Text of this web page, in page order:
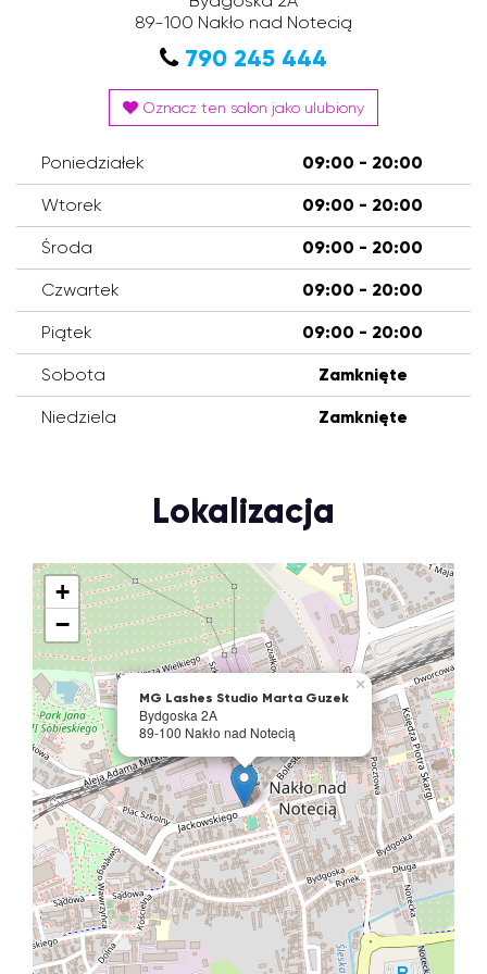
89-100 Nakło nad Notecią
790 245 444
Oznacz ten salon jako ulubiony
Poniedziałek 09:00 - 20:00
Wtorek 09:00 - 20:00
Środa 09:00 - 20:00
Czwartek 09:00 - 20:00
Piątek 09:00 - 20:00
Sobota Zamknięte
Niedziela Zamknięte
Lokalizacja
MG Lashes Studio Marta Guzek
Bydgoska 2A
89-100 Nakło nad Notecią
×
+
−